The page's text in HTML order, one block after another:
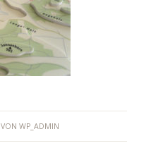
VONWP_ADMIN